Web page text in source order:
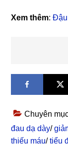
Xem thêm:Đậu
Chuyên
đau dạ dày/
thiếu máu/tiểu